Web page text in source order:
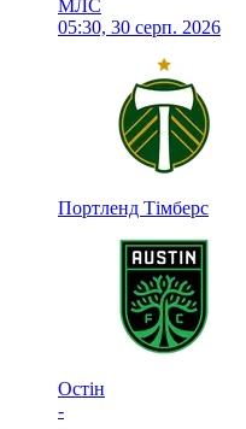
МЛС
05:30, 30 серп. 2026
Портленд Тімберс
Остін
-